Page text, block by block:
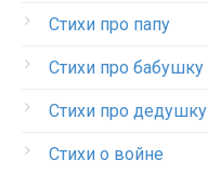
Стихи про папу
Стихи про бабушку
Стихи про дедушку
Стихи о войне